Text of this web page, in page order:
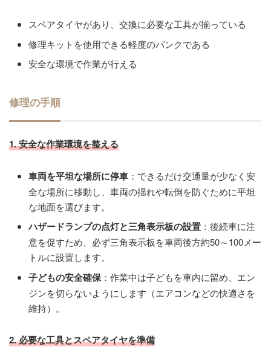
スペアタイヤがあり、交換に必要な工具が揃っている
修理キットを使用できる軽度のパンクである
安全な環境で作業が行える
修理の手順
1. 安全な作業環境を整える
車両を平坦な場所に停車 ：できるだけ交通量が少なく安
全な場所に移動し、車両の揺れや転倒を防ぐために平坦
な地面を選びます。
ハザードランプの点灯と三角表示板の設置 ：後続車に注
意を促すため、必ず三角表示板を車両後方約50～100メー
トルに設置します。
子どもの安全確保 ：作業中は子どもを車内に留め、エン
ジンを切らないようにします（エアコンなどの快適さを
維持）。
2. 必要な工具とスペアタイヤを準備